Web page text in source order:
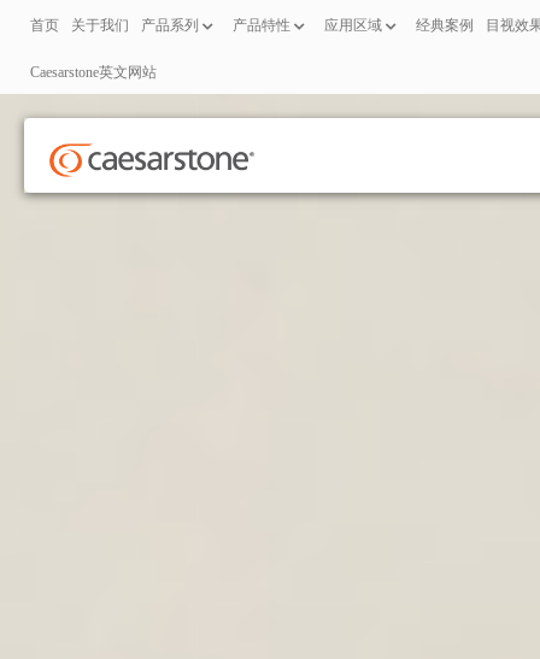
首页 关于我们 产品系列 产品特性 应用区域 经典案例 目视效
Caesarstone英文网站